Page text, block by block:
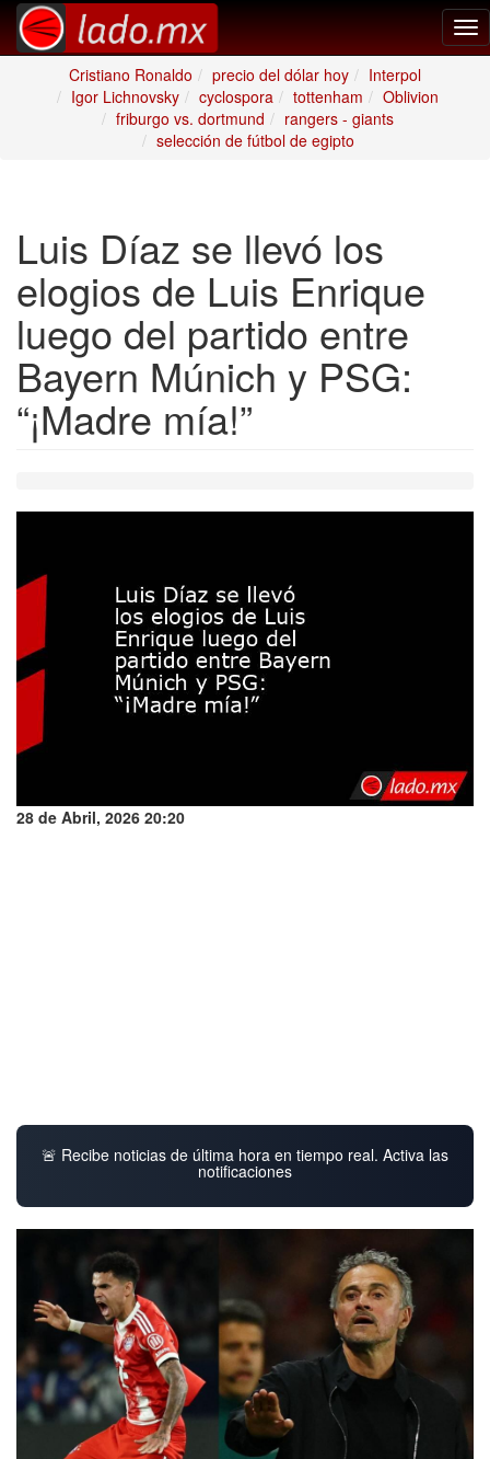
Cristiano Ronaldo
precio del dólar hoy
Interpol
Igor Lichnovsky
cyclospora tottenham
Oblivion
friburgo vs. dortmund
rangers - giants
selección de fútbol de egipto
Luis Díaz se llevó los
elogios de Luis Enrique
luego del partido entre
Bayern Múnich y PSG:
“¡Madre mía!”
28 de Abril, 2026 20:20
🚨 Recibe noticias de última hora en tiempo real. Activa las
notificaciones